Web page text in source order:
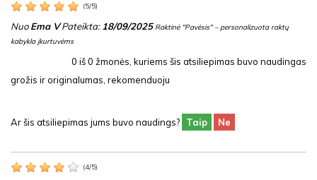
(5/5)
NuoEma VPateikta: 18/09/2025 Raktinė "Pavėsis" – personalizuota raktų
kabykla įkurtuvėms
0 iš0 žmonės, kuriems šis atsiliepimas buvo naudingas
grožis ir originalumas, rekomenduoju
Ar šis atsiliepimas jums buvo naudings? Taip Ne
(4/5)